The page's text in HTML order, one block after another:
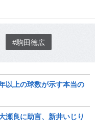
#駒田徳広
以上の球数が示す本当の
瀬良に助言、新井いじり